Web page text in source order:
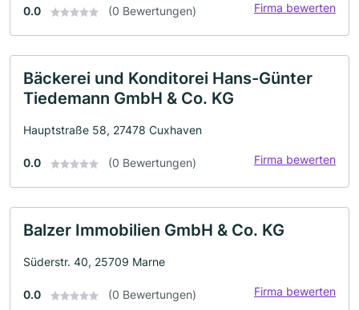
0.0 (0 Bewertungen) Firma bewerten
Bäckerei und Konditorei Hans-Günter
Tiedemann GmbH & Co. KG
Hauptstraße 58, 27478 Cuxhaven
0.0 (0 Bewertungen) Firma bewerten
Balzer Immobilien GmbH & Co. KG
Süderstr. 40, 25709 Marne
0.0 (0 Bewertungen) Firma bewerten